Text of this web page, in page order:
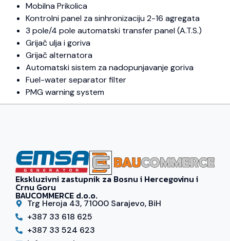
Mobilna Prikolica
Kontrolni panel za sinhronizaciju 2-16 agregata
3 pole/4 pole automatski transfer panel (A.T.S.)
Grijač ulja i goriva
Grijač alternatora
Automatski sistem za nadopunjavanje goriva
Fuel-water separator filter
PMG warning system
Ekskluzivni zastupnik za Bosnu i Hercegovinu i
Crnu Goru
BAUCOMMERCE d.o.o.
Trg Heroja 43, 71000 Sarajevo, BiH
+387 33 618 625
+387 33 524 623